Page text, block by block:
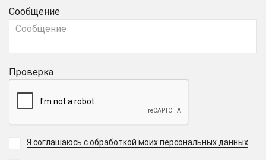
Сообщение
Проверка
Я соглашаюсь с обработкой моих персональных данных.